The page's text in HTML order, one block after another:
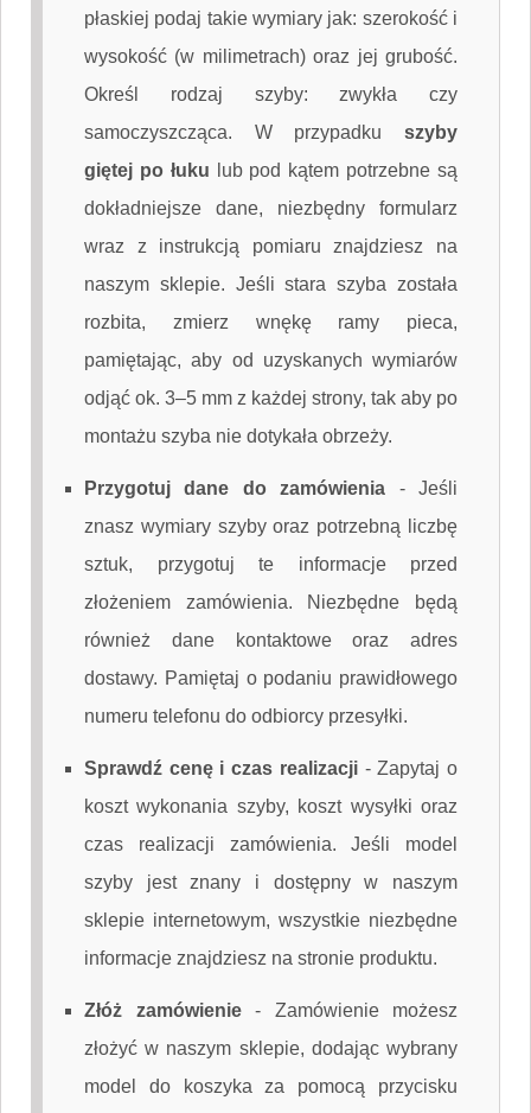
płaskiej podaj takie wymiary jak: szerokość i
wysokość (w milimetrach) oraz jej grubość.
Określ rodzaj szyby: zwykła czy
samoczyszcząca. W przypadku szyby
giętej po łuku lub pod kątem potrzebne są
dokładniejsze dane, niezbędny formularz
wraz z instrukcją pomiaru znajdziesz na
naszym sklepie. Jeśli stara szyba została
rozbita, zmierz wnękę ramy pieca,
pamiętając, aby od uzyskanych wymiarów
odjąć ok. 3–5 mm z każdej strony, tak aby po
montażu szyba nie dotykała obrzeży.
Przygotuj dane do zamówienia -Jeśli
znasz wymiary szyby oraz potrzebną liczbę
sztuk, przygotuj te informacje przed
złożeniem zamówienia. Niezbędne będą
również dane kontaktowe oraz adres
dostawy. Pamiętaj o podaniu prawidłowego
numeru telefonu do odbiorcy przesyłki.
Sprawdź cenę i czas realizacji-Zapytaj o
koszt wykonania szyby, koszt wysyłki oraz
czas realizacji zamówienia. Jeśli model
szyby jest znany i dostępny w naszym
sklepie internetowym, wszystkie niezbędne
informacje znajdziesz na stronie produktu.
Złóż zamówienie- Zamówienie możesz
złożyć w naszym sklepie, dodając wybrany
model do koszyka za pomocą przycisku